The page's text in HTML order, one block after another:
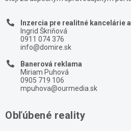
Inzercia pre realitné kancelárie
Ingrid Škriňová
0911 074 376
info@domire.sk
Banerová reklama
Miriam Puhová
0905 719 106
mpuhova@ourmedia.sk
Obľúbené reality